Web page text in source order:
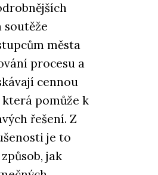
soutěže
města
procesu a
cennou
pomůže k
řešení. Z
je to
jak